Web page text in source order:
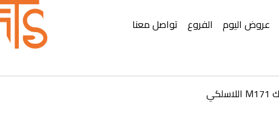
عروض اليوم الفروع تواصل معنا